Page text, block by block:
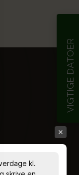
VIGTIGE DATOER
kl.